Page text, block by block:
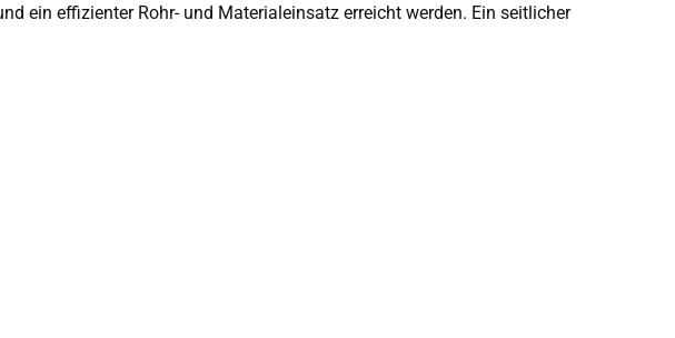
ein effizienter Rohr- und Materialeinsatz erreicht werden. Ein seitlicher